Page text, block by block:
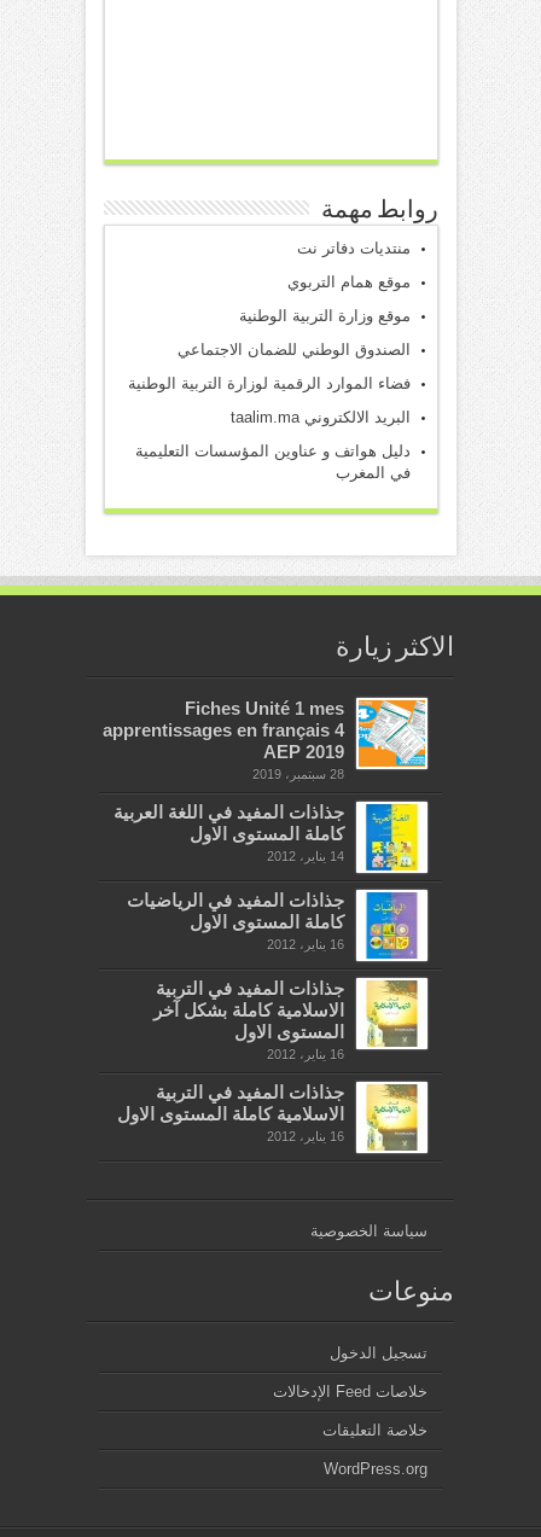
روابط مهمة
منتديات دفاتر نت
موقع همام التربوي
موقع وزارة التربية الوطنية
الصندوق الوطني للضمان الاجتماعي
فضاء الموارد الرقمية لوزارة التربية الوطنية
البريد الالكتروني taalim.ma
دليل هواتف و عناوين المؤسسات التعليمية
في المغرب
الاكثر زيارة
Fiches Unité 1 mes
apprentissages en français 4
AEP 2019
28 سبتمبر، 2019
جذاذات المفيد في اللغة العربية
كاملة المستوى الاول
14 يناير، 2012
جذاذات المفيد في الرياضيات
كاملة المستوى الاول
16 يناير، 2012
جذاذات المفيد في التربية
الاسلامية كاملة بشكل آخر
المستوى الاول
16 يناير، 2012
جذاذات المفيد في التربية
الاسلامية كاملة المستوى الاول
16 يناير، 2012
سياسة الخصوصية
منوعات
تسجيل الدخول
خلاصات Feed الإدخالات
خلاصة التعليقات
WordPress.org